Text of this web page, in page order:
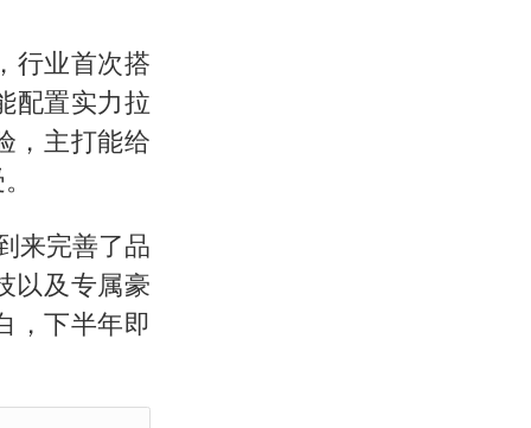
行业首次搭
配置实力拉
，主打能给
来完善了品
以及专属豪
，下半年即